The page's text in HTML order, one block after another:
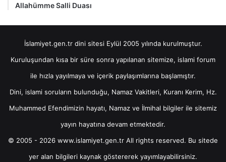
Allahümme Salli Duası
İslamiyet.gen.tr dini sitesi Eylül 2005 yılında kurulmuştur.
Kuruluşundan kısa bir süre sonra yapılanan sitemize, islami forum
ile hızla yayılmaya ve içerik paylaşımlarına başlamıştır.
Dini, islami soruların bulunduğu, Namaz Vakitleri, Kuranı Kerim, Hz.
Muhammed Efendimizin hayatı, Namaz ve İlmihal bilgiler ile sitemiz
yayın hayatına devam etmektedir.
© 2005 - 2026 www.islamiyet.gen.tr All rights reserved. Bu sitede
yer alan bilgileri kaynak göstererek yayımlayabilirsiniz.